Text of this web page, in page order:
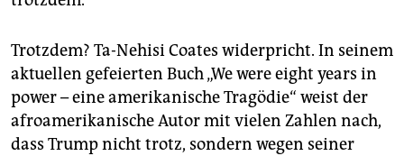
Trotzdem? Ta-Nehisi Coates widerpricht. In seinem
aktuellen gefeierten Buch „We were eight years in
power – eine amerikanische Tragödie“ weist der
afroamerikanische Autor mit vielen Zahlen nach,
dass Trump nicht trotz, sondern wegen seiner